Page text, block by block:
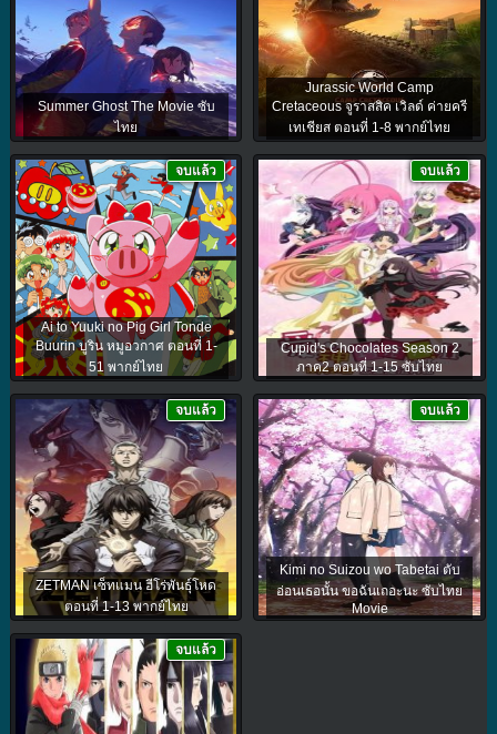
Summer Ghost The Movie ซับ
ไทย
Jurassic World Camp
Cretaceous จูราสสิค เวิลด์ ค่ายครี
เทเชียส ตอนที่ 1-8 พากย์ไทย
Ai to Yuuki no Pig Girl Tonde
Buurin บูริน หมูอวกาศ ตอนที่ 1-
51 พากย์ไทย
จบแล้ว
Cupid's Chocolates Season 2
ภาค2 ตอนที่ 1-15 ซับไทย
จบแล้ว
ZETMAN เซ็ทแมน ฮีโร่พันธุ์โหด
ตอนที่ 1-13 พากย์ไทย
จบแล้ว
Kimi no Suizou wo Tabetai ตับ
อ่อนเธอนั้น ขอฉันเถอะนะ ซับไทย
Movie
จบแล้ว
จบแล้ว